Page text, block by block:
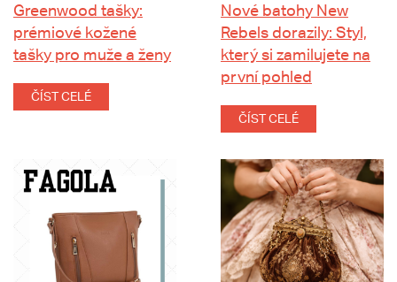
Greenwood tašky:
prémiové kožené
tašky pro muže a ženy
ČÍST CELÉ
Nové batohy New
Rebels dorazily: Styl,
který si zamilujete na
první pohled
ČÍST CELÉ